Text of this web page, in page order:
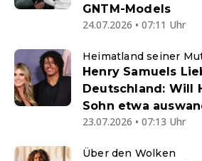
GNTM-Models
24.07.2026 • 07:11 Uhr
Heimatland seiner
Henry Samuels
Deutschland: Will
Sohn etwa
23.07.2026 • 07:13 Uhr
Über den Wolken